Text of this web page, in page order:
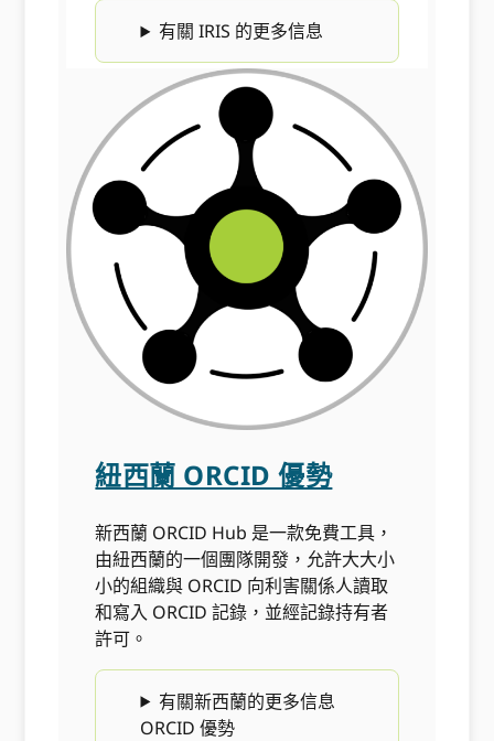
有關 IRIS 的更多信息
紐西蘭 ORCID 優勢
新西蘭 ORCID Hub 是一款免費工具，
由紐西蘭的一個團隊開發，允許大大小
小的組織與 ORCID 向利害關係人讀取
和寫入 ORCID 記錄，並經記錄持有者
許可。
有關新西蘭的更多信息
ORCID 優勢